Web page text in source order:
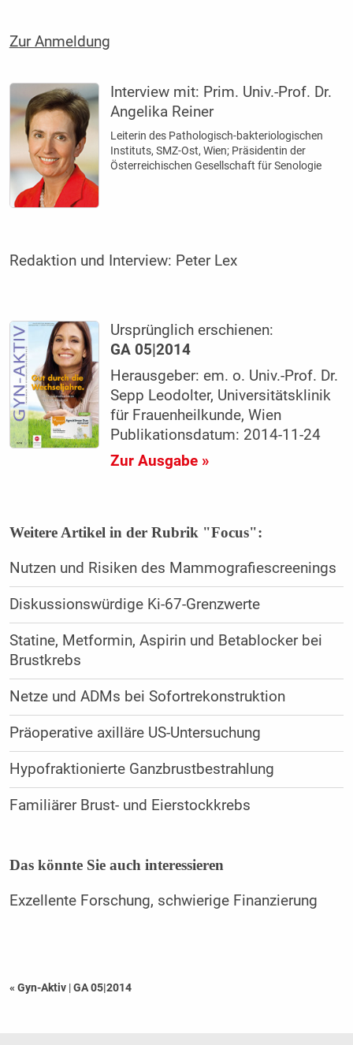
Zur Anmeldung
Interview mit: Prim. Univ.-Prof. Dr.
Angelika Reiner
Leiterin des Pathologisch-bakteriologischen
Instituts, SMZ-Ost, Wien; Präsidentin der
Österreichischen Gesellschaft für Senologie
Redaktion und Interview: Peter Lex
Ursprünglich erschienen:
GA 05|2014
Herausgeber: em. o. Univ.-Prof. Dr.
Sepp Leodolter, Universitätsklinik
für Frauenheilkunde, Wien
Publikationsdatum: 2014-11-24
Zur Ausgabe »
Weitere Artikel in der Rubrik "Focus":
Nutzen und Risiken des Mammografiescreenings
Diskussionswürdige Ki-67-Grenzwerte
Statine, Metformin, Aspirin und Betablocker bei
Brustkrebs
Netze und ADMs bei Sofortrekonstruktion
Präoperative axilläre US-Untersuchung
Hypofraktionierte Ganzbrustbestrahlung
Familiärer Brust- und Eierstockkrebs
Das könnte Sie auch interessieren
Exzellente Forschung, schwierige Finanzierung
« Gyn-Aktiv |GA 05|2014